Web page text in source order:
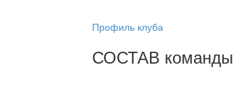
Профиль клуба
СОСТАВ команды